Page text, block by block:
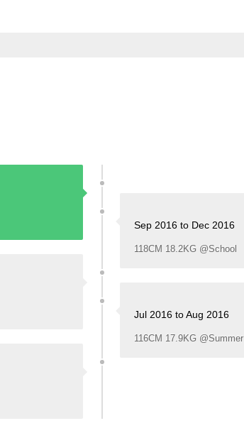
Sep 2016 to Dec 2016
118CM 18.2KG @School
Jul 2016 to Aug 2016
116CM 17.9KG @Summer